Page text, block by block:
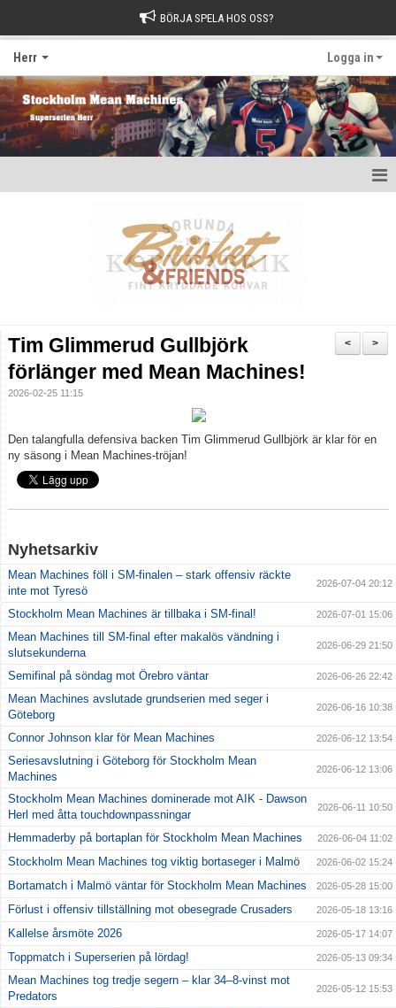
BÖRJA SPELA HOS OSS?
Herr Logga in
>
<
Tim Glimmerud Gullbjörk
förlänger med Mean Machines!
2026-02-25 11:15
Den talangfulla defensiva backen Tim Glimmerud Gullbjörk är klar för en
ny säsong i Mean Machines-tröjan!
Nyhetsarkiv
Mean Machines föll i SM-finalen – stark offensiv räckte
inte mot Tyresö
2026-07-04 20:12
Stockholm Mean Machines är tillbaka i SM-final! 2026-07-01 15:06
Mean Machines till SM-final efter makalös vändning i
slutsekunderna
2026-06-29 21:50
Semifinal på söndag mot Örebro väntar 2026-06-26 22:42
Mean Machines avslutade grundserien med seger i
Göteborg
2026-06-16 10:38
Connor Johnson klar för Mean Machines 2026-06-12 13:54
Seriesavslutning i Göteborg för Stockholm Mean
Machines
2026-06-12 13:06
Stockholm Mean Machines dominerade mot AIK - Dawson
Herl med åtta touchdownpassningar
2026-06-11 10:50
Hemmaderby på bortaplan för Stockholm Mean Machines 2026-06-04 11:02
Stockholm Mean Machines tog viktig bortaseger i Malmö 2026-06-02 15:24
Bortamatch i Malmö väntar för Stockholm Mean Machines 2026-05-28 15:00
Förlust i offensiv tillställning mot obesegrade Crusaders 2026-05-18 13:16
Kallelse årsmöte 2026 2026-05-17 14:07
Toppmatch i Superserien på lördag! 2026-05-13 09:34
Mean Machines tog tredje segern – klar 34–8-vinst mot
Predators
2026-05-12 15:53